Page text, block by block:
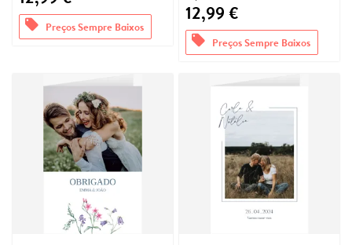
offers Preços Sempre Baixos
12,99 €
offers Preços Sempre Baixos